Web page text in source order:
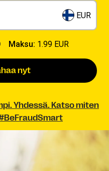
EUR
Maksu: 1.99 EUR
nyt
Yhdessä. Katso miten